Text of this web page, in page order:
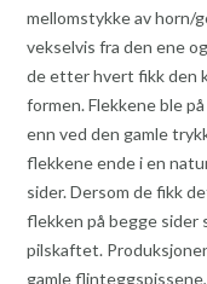
mellomstykke av horn/
vekselvis fra den ene
de etter hvert fikk den
formen. Flekkene ble
enn ved den gamle
flekkene ende i en
sider. Dersom de fikk
flekken på begge sider
pilskaftet.
gamle